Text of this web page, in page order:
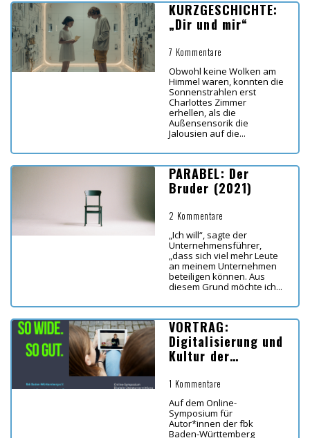
KURZGESCHICHTE:
„Dir und mir“
7 Kommentare
Obwohl keine Wolken am
Himmel waren, konnten die
Sonnenstrahlen erst
Charlottes Zimmer
erhellen, als die
Außensensorik die
Jalousien auf die...
PARABEL: Der
Bruder (2021)
2 Kommentare
„Ich will“, sagte der
Unternehmensführer,
„dass sich viel mehr Leute
an meinem Unternehmen
beteiligen können. Aus
diesem Grund möchte ich...
VORTRAG:
Digitalisierung und
Kultur der
1 Kommentare
Auf dem Online-
Symposium für
Autor*innen der fbk
Baden-Württemberg